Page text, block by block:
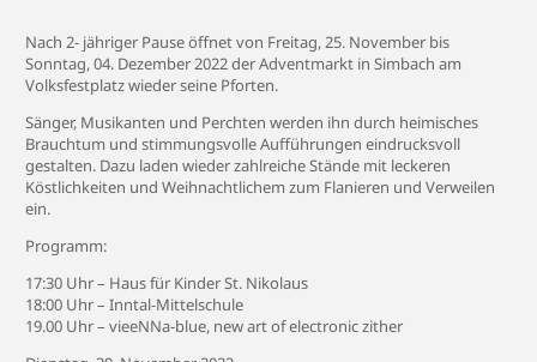
Nach 2- jähriger Pause öffnet von Freitag, 25. November bis
Sonntag, 04. Dezember 2022 der Adventmarkt in Simbach am
Volksfestplatz wieder seine Pforten.
Sänger, Musikanten und Perchten werden ihn durch heimisches
Brauchtum und stimmungsvolle Aufführungen eindrucksvoll
gestalten. Dazu laden wieder zahlreiche Stände mit leckeren
Köstlichkeiten und Weihnachtlichem zum Flanieren und Verweilen
ein.
Programm:
17:30 Uhr – Haus für Kinder St. Nikolaus
18:00 Uhr – Inntal-Mittelschule
19.00 Uhr – vieeNNa-blue, new art of electronic zither